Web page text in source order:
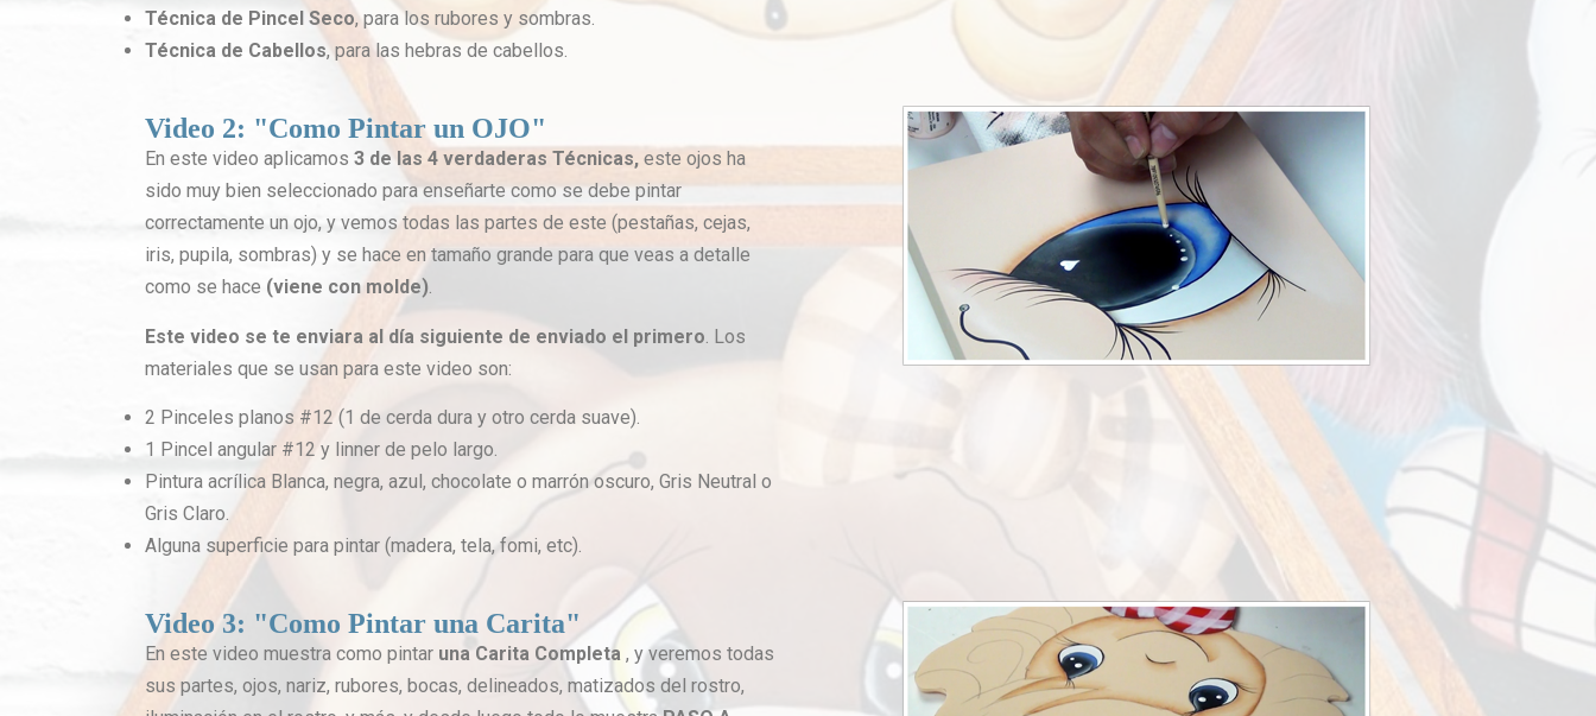
Técnica de Pincel Seco, para los rubores y sombras.
Técnica de Cabellos, para las hebras de cabellos.
Video 2: "Como Pintar un OJO"
En este video aplicamos 3 de las 4 verdaderas Técnicas, este ojos ha
sido muy bien seleccionado para enseñarte como se debe pintar
correctamente un ojo, y vemos todas las partes de este (pestañas, cejas,
iris, pupila, sombras) y se hace en tamaño grande para que veas a detalle
como se hace (viene con molde).
Este video se te enviara al día siguiente de enviado el primero . Los
materiales que se usan para este video son:
2 Pinceles planos #12 (1 de cerda dura y otro cerda suave).
1 Pincel angular #12 y linner de pelo largo.
Pintura acrílica Blanca, negra, azul, chocolate o marrón oscuro, Gris Neutral o
Gris Claro.
Alguna superficie para pintar (madera, tela, fomi, etc).
Video 3: "Como Pintar una Carita"
En este video muestra como pintar una Carita Completa , y veremos todas
sus partes, ojos, nariz, rubores, bocas, delineados, matizados del rostro,